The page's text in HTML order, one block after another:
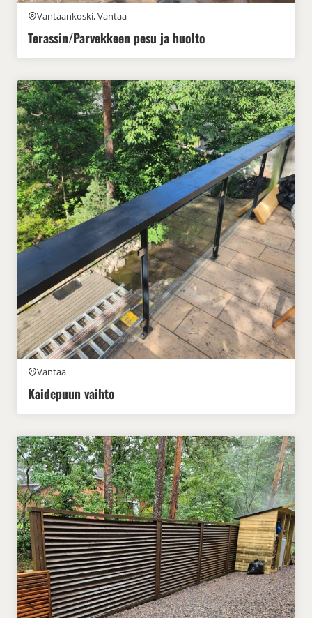
Vantaankoski, Vantaa
Terassin/Parvekkeen pesu ja huolto
Vantaa
Kaidepuun vaihto